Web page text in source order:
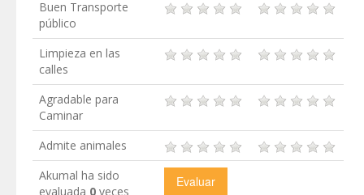
Buen Transporte
público
Limpieza en las
calles
Agradable para
Caminar
Admite animales
Akumal ha sido
evaluada 0 veces